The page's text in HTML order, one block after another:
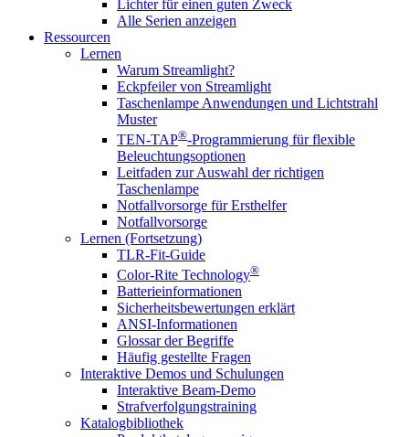
Lichter für einen guten Zweck
Alle Serien anzeigen
Ressourcen
Lernen
Warum Streamlight?
Eckpfeiler von Streamlight
Taschenlampe Anwendungen und Lichtstrahl
Muster
TEN-TAP®-Programmierung für flexible
Beleuchtungsoptionen
Leitfaden zur Auswahl der richtigen
Taschenlampe
Notfallvorsorge für Ersthelfer
Notfallvorsorge
Lernen (Fortsetzung)
TLR-Fit-Guide
Color-Rite Technology®
Batterieinformationen
Sicherheitsbewertungen erklärt
ANSI-Informationen
Glossar der Begriffe
Häufig gestellte Fragen
Interaktive Demos und Schulungen
Interaktive Beam-Demo
Strafverfolgungstraining
Katalogbibliothek